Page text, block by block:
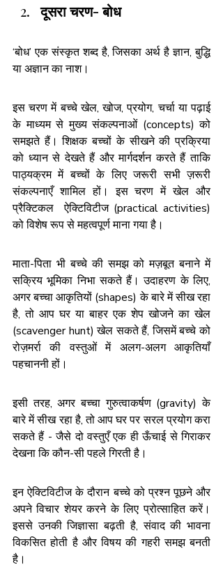
दूसरा चरण- बोध
‘बोध’ एक संस्कृत शब्द है, जिसका अर्थ है ज्ञान, बुद्धि
या अज्ञान का नाश।
इस चरण में बच्चे खेल, खोज, प्रयोग, चर्चा या पढ़ाई
के माध्यम से मुख्य संकल्पनाओं (concepts) को
समझते हैं। शिक्षक बच्चों के सीखने की प्रक्रिया
को ध्यान से देखते हैं और मार्गदर्शन करते हैं ताकि
पाठ्यक्रम में बच्चों के लिए जरूरी सभी ज़रूरी
संकल्पनाएँ शामिल हों। इस चरण में खेल और
प्रैक्टिकल  ऐक्टिविटीज (practical activities)
को विशेष रूप से महत्वपूर्ण माना गया है।
माता-पिता भी बच्चे की समझ को मज़बूत बनाने में
सक्रिय भूमिका निभा सकते हैं। उदाहरण के लिए,
अगर बच्चा आकृतियों (shapes) के बारे में सीख रहा
है, तो आप घर या बाहर एक शेप खोजने का खेल
(scavenger hunt) खेल सकते हैं, जिसमें बच्चे को
रोज़मर्रा की वस्तुओं में अलग-अलग आकृतियाँ
पहचाननी हों।
इसी तरह, अगर बच्चा गुरुत्वाकर्षण (gravity) के
बारे में सीख रहा है, तो आप घर पर सरल प्रयोग करा
सकते हैं - जैसे दो वस्तुएँ एक ही ऊँचाई से गिराकर
देखना कि कौन-सी पहले गिरती है।
इन ऐक्टिविटीज के दौरान बच्चे को प्रश्न पूछने और
अपने विचार शेयर करने के लिए प्रोत्साहित करें।
इससे उनकी जिज्ञासा बढ़ती है, संवाद की भावना
विकसित होती है और विषय की गहरी समझ बनती
है।